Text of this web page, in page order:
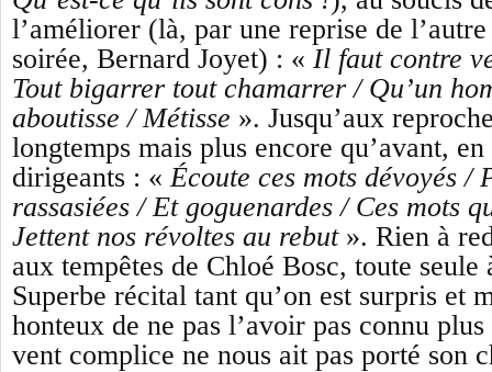
l’améliorer (là, par une reprise de
soirée, Bernard Joyet) : « Il faut contre
Tout bigarrer tout chamarrer / Qu’un
aboutisse / Métisse ». Jusqu’aux
longtemps mais plus encore qu’avant,
dirigeants : « Écoute ces mots dévoyés /
rassasiées / Et goguenardes / Ces mots
Jettent nos révoltes au rebut». Rien à
aux tempêtes de Chloé Bosc, toute seule
Superbe récital tant qu’on est surpris et
honteux de ne pas l’avoir pas connu
vent complice ne nous ait pas porté son